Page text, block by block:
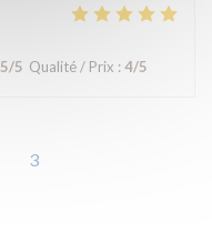
5/5 Qualité / Prix : 4/5
3